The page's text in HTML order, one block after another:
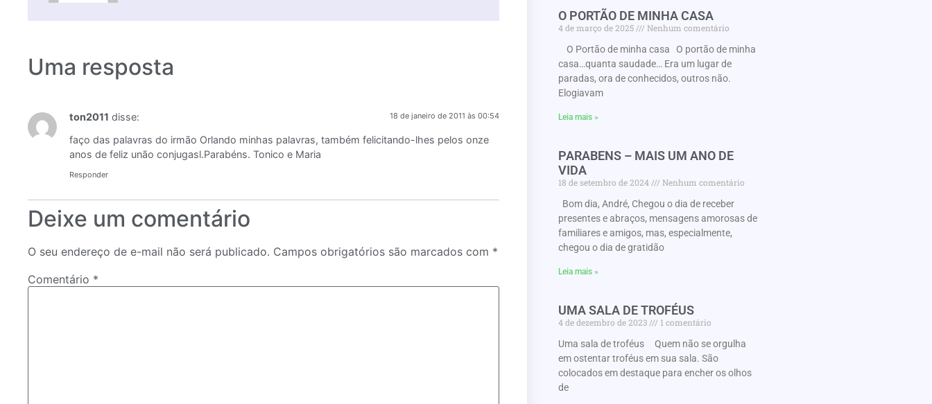
Uma resposta
ton2011 disse: 18 de janeiro de 2011 às 00:54
faço das palavras do irmão Orlando minhas palavras, também felicitando-lhes pelos onze
anos de feliz unão conjugasl.Parabéns. Tonico e Maria
Responder
Deixe um comentário
O seu endereço de e-mail não será publicado. Campos obrigatórios são marcados com *
Comentário *
O PORTÃO DE MINHA CASA
4 de março de 2025
Nenhum comentário
O Portão de minha casa O portão de minha
casa…quanta saudade… Era um lugar de
paradas, ora de conhecidos, outros não.
Elogiavam
Leia mais »
PARABENS – MAIS UM ANO DE
VIDA
18 de setembro de 2024
Nenhum comentário
Bom dia, André, Chegou o dia de receber
presentes e abraços, mensagens amorosas de
familiares e amigos, mas, especialmente,
chegou o dia de gratidão
Leia mais »
UMA SALA DE TROFÉUS
4 de dezembro de 2023
1 comentário
Uma sala de troféus Quem não se orgulha
em ostentar troféus em sua sala. São
colocados em destaque para encher os olhos
de